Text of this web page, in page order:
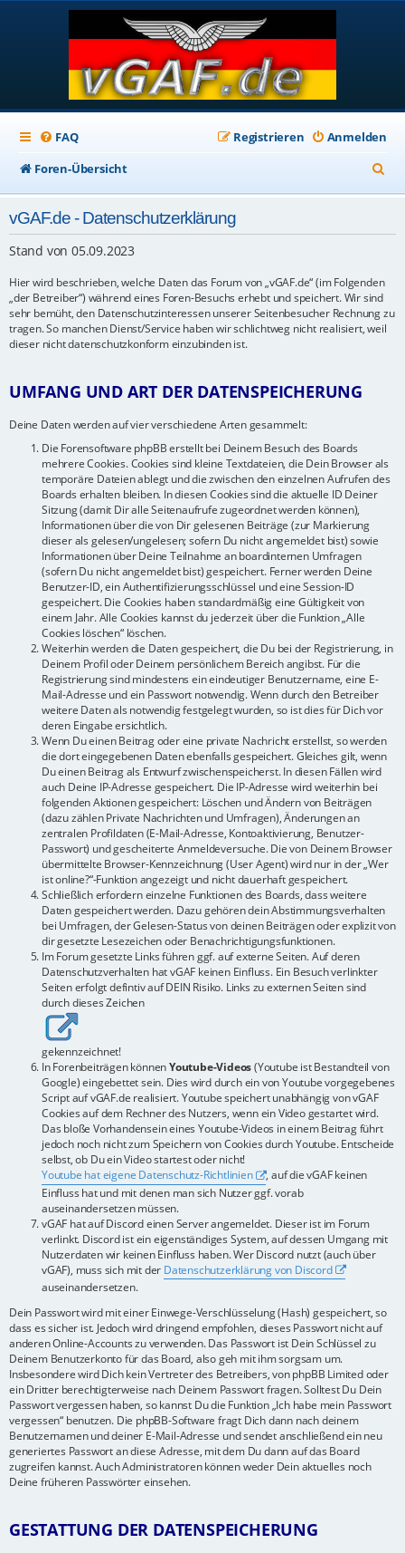
FAQ Anmelden
Registrieren
Foren-Übersicht
u
vGAF.de - Datenschutzerklärung
Stand von 05.09.2023
Hier wird beschrieben, welche Daten das Forum von „vGAF.de“ (im Folgenden
„der Betreiber“) während eines Foren-Besuchs erhebt und speichert. Wir sind
sehr bemüht, den Datenschutzinteressen unserer Seitenbesucher Rechnung zu
tragen. So manchen Dienst/Service haben wir schlichtweg nicht realisiert, weil
dieser nicht datenschutzkonform einzubinden ist.
UMFANG UND ART DER DATENSPEICHERUNG
Deine Daten werden auf vier verschiedene Arten gesammelt:
Die Forensoftware phpBB erstellt bei Deinem Besuch des Boards
mehrere Cookies. Cookies sind kleine Textdateien, die Dein Browser als
temporäre Dateien ablegt und die zwischen den einzelnen Aufrufen des
Boards erhalten bleiben. In diesen Cookies sind die aktuelle ID Deiner
Sitzung (damit Dir alle Seitenaufrufe zugeordnet werden können),
Informationen über die von Dir gelesenen Beiträge (zur Markierung
dieser als gelesen/ungelesen; sofern Du nicht angemeldet bist) sowie
Informationen über Deine Teilnahme an boardinternen Umfragen
(sofern Du nicht angemeldet bist) gespeichert. Ferner werden Deine
Benutzer-ID, ein Authentifizierungsschlüssel und eine Session-ID
gespeichert. Die Cookies haben standardmäßig eine Gültigkeit von
einem Jahr. Alle Cookies kannst du jederzeit über die Funktion „Alle
Cookies löschen“ löschen.
Weiterhin werden die Daten gespeichert, die Du bei der Registrierung, in
Deinem Profil oder Deinem persönlichem Bereich angibst. Für die
Registrierung sind mindestens ein eindeutiger Benutzername, eine E-
Mail-Adresse und ein Passwort notwendig. Wenn durch den Betreiber
weitere Daten als notwendig festgelegt wurden, so ist dies für Dich vor
deren Eingabe ersichtlich.
Wenn Du einen Beitrag oder eine private Nachricht erstellst, so werden
die dort eingegebenen Daten ebenfalls gespeichert. Gleiches gilt, wenn
Du einen Beitrag als Entwurf zwischenspeicherst. In diesen Fällen wird
auch Deine IP-Adresse gespeichert. Die IP-Adresse wird weiterhin bei
folgenden Aktionen gespeichert: Löschen und Ändern von Beiträgen
(dazu zählen Private Nachrichten und Umfragen), Änderungen an
zentralen Profildaten (E-Mail-Adresse, Kontoaktivierung, Benutzer-
Passwort) und gescheiterte Anmeldeversuche. Die von Deinem Browser
übermittelte Browser-Kennzeichnung (User Agent) wird nur in der „Wer
ist online?“-Funktion angezeigt und nicht dauerhaft gespeichert.
Schließlich erfordern einzelne Funktionen des Boards, dass weitere
Daten gespeichert werden. Dazu gehören dein Abstimmungsverhalten
bei Umfragen, der Gelesen-Status von deinen Beiträgen oder explizit von
dir gesetzte Lesezeichen oder Benachrichtigungsfunktionen.
Im Forum gesetzte Links führen ggf. auf externe Seiten. Auf deren
Datenschutzverhalten hat vGAF keinen Einfluss. Ein Besuch verlinkter
Seiten erfolgt defintiv auf DEIN Risiko. Links zu externen Seiten sind
durch dieses Zeichen
gekennzeichnet!
In Forenbeiträgen könnenYoutube-Videos(Youtube ist Bestandteil von
Google) eingebettet sein. Dies wird durch ein von Youtube vorgegebenes
Script auf vGAF.de realisiert. Youtube speichert unabhängig von vGAF
Cookies auf dem Rechner des Nutzers, wenn ein Video gestartet wird.
Das bloße Vorhandensein eines Youtube-Videos in einem Beitrag führt
jedoch noch nicht zum Speichern von Cookies durch Youtube. Entscheide
selbst, ob Du ein Video startest oder nicht!
Youtube hat eigene Datenschutz-Richtlinien
, auf die vGAF keinen
Einfluss hat und mit denen man sich Nutzer ggf. vorab
auseinandersetzen müssen.
vGAF hat auf Discord einen Server angemeldet. Dieser ist im Forum
verlinkt. Discord ist ein eigenständiges System, auf dessen Umgang mit
Nutzerdaten wir keinen Einfluss haben. Wer Discord nutzt (auch über
vGAF), muss sich mit der Datenschutzerklärung von Discord
auseinandersetzen.
Dein Passwort wird mit einer Einwege-Verschlüsselung (Hash) gespeichert, so
dass es sicher ist. Jedoch wird dringend empfohlen, dieses Passwort nicht auf
anderen Online-Accounts zu verwenden. Das Passwort ist Dein Schlüssel zu
Deinem Benutzerkonto für das Board, also geh mit ihm sorgsam um.
Insbesondere wird Dich kein Vertreter des Betreibers, von phpBB Limited oder
ein Dritter berechtigterweise nach Deinem Passwort fragen. Solltest Du Dein
Passwort vergessen haben, so kannst Du die Funktion „Ich habe mein Passwort
vergessen“ benutzen. Die phpBB-Software fragt Dich dann nach deinem
Benutzernamen und deiner E-Mail-Adresse und sendet anschließend ein neu
generiertes Passwort an diese Adresse, mit dem Du dann auf das Board
zugreifen kannst. Auch Administratoren können weder Dein aktuelles noch
Deine früheren Passwörter einsehen.
GESTATTUNG DER DATENSPEICHERUNG